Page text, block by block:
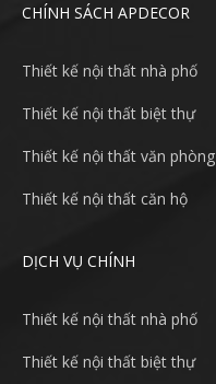
CHÍNH SÁCH APDECOR
Thiết kế nội thất nhà phố
Thiết kế nội thất biệt thự
Thiết kế nội thất văn phòng
Thiết kế nội thất căn hộ
DỊCH VỤ CHÍNH
Thiết kế nội thất nhà phố
Thiết kế nội thất biệt thự